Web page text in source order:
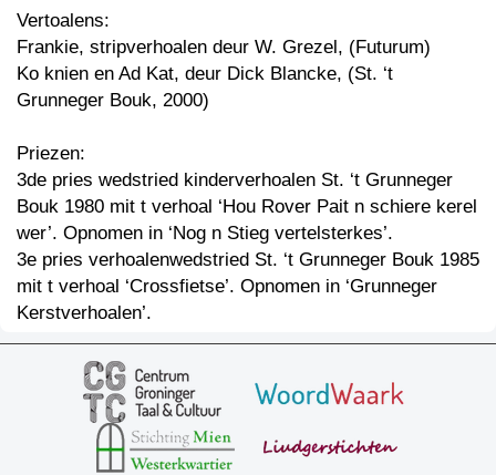
Vertoalens:
Frankie, stripverhoalen deur W. Grezel, (Futurum)
Ko knien en Ad Kat, deur Dick Blancke, (St. ‘t
Grunneger Bouk, 2000)
Priezen:
3de pries wedstried kinderverhoalen St. ‘t Grunneger
Bouk 1980 mit t verhoal ‘Hou Rover Pait n schiere kerel
wer’. Opnomen in ‘Nog n Stieg vertelsterkes’.
3e pries verhoalenwedstried St. ‘t Grunneger Bouk 1985
mit t verhoal ‘Crossfietse’. Opnomen in ‘Grunneger
Kerstverhoalen’.